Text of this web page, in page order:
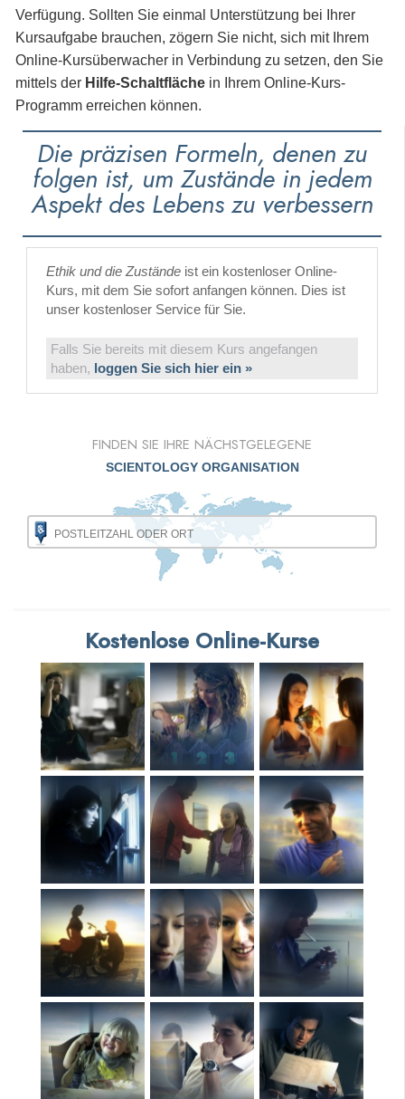
Verfügung. Sollten Sie einmal Unterstützung bei Ihrer
Kursaufgabe brauchen, zögern Sie nicht, sich mit Ihrem
Online-Kursüberwacher in Verbindung zu setzen, den Sie
mittels der Hilfe-Schaltfläche in Ihrem Online-Kurs-
Programm erreichen können.
Die präzisen Formeln, denen zu
folgen ist, um Zustände in jedem
Aspekt des Lebens zu verbessern
Ethik und die Zustände ist ein kostenloser Online-
Kurs, mit dem Sie sofort anfangen können. Dies ist
unser kostenloser Service für Sie.
Falls Sie bereits mit diesem Kurs angefangen
haben, loggen Sie sich hier ein »
FINDEN SIE IHRE NÄCHSTGELEGENE
SCIENTOLOGY ORGANISATION
Kostenlose Online-Kurse